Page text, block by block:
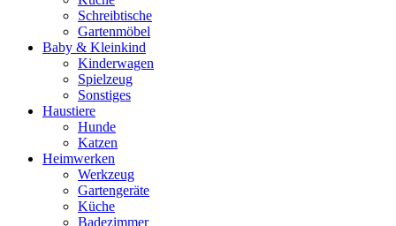
Schreibtische
Gartenmöbel
Baby & Kleinkind
Kinderwagen
Spielzeug
Sonstiges
Haustiere
Hunde
Katzen
Heimwerken
Werkzeug
Gartengeräte
Küche
Badezimmer